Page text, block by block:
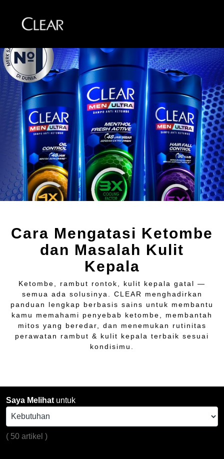
Skip to content
Cara Mengatasi Ketombe
dan Masalah Kulit
Kepala
Ketombe, rambut rontok, kulit kepala gatal —
semua ada solusinya. CLEAR menghadirkan
panduan lengkap berbasis sains untuk membantu
kamu memahami penyebab ketombe, membantah
mitos yang beredar, dan menemukan rutinitas
perawatan rambut & kulit kepala terbaik sesuai
kondisimu.
Saya Melihat untuk
( 50 artikel )